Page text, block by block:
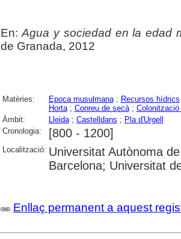
En:Agua y sociedad en la edad
de Granada, 2012
Matèries: Epoca musulmana; Recursos hídrics
Horta; Conreu de secà; Colonització
Àmbit:
Lleida; Castelldans ; Pla d'Urgell
Cronologia:
[800 - 1200]
Localització: Universitat Autònoma
Barcelona; Universitat
Enllaç permanent a aquest